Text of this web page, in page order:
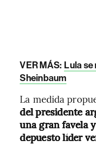
VER MÁS: Lula
Sheinbaum
La medida
del presidente
una gran favela
depuesto líder